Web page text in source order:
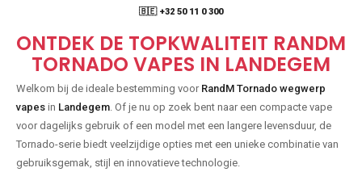
🇧🇪 +32 50 11 0 300
ONTDEK DE TOPKWALITEIT RANDM
TORNADO VAPES IN LANDEGEM
Welkom bij de ideale bestemming voor RandM Tornado wegwerp
vapes in Landegem . Of je nu op zoek bent naar een compacte vape
voor dagelijks gebruik of een model met een langere levensduur, de
Tornado-serie biedt veelzijdige opties met een unieke combinatie van
gebruiksgemak, stijl en innovatieve technologie.